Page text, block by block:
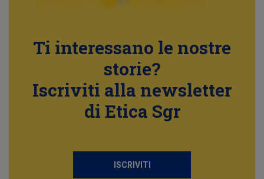
Ti interessano le nostre
storie?
Iscriviti alla newsletter
di Etica Sgr
ISCRIVITI